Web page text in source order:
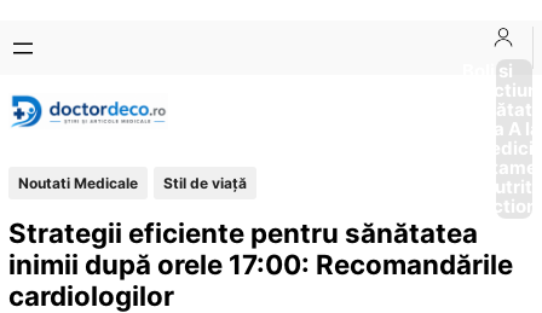
conținut
content
Boli si
Afectiuni
Sănătate
de la A
Noutati Medicale Stil de viaţă
Strategii eficiente pentru sănătatea
inimii după orele 17:00: Recomandările
cardiologilor